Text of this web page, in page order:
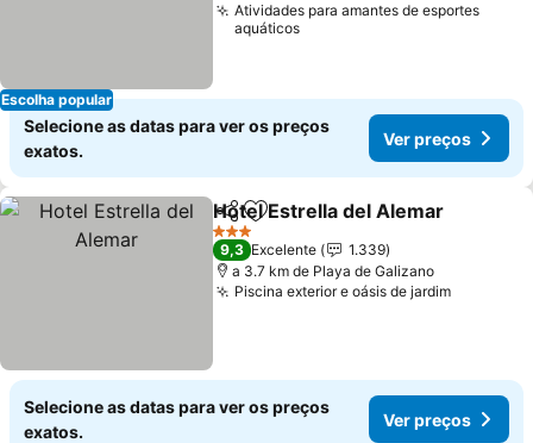
Escolha popular
Atividades para amantes de esportes
aquáticos
Selecione as datas para ver os preços
exatos.
Ver preços
PartilharAdicionar aos favoritos
Hotel Estrella del Alemar
3 Estrelas
9,3 Excelente
1.339
a 3.7 km de Playa de Galizano
Piscina exterior e oásis de jardim
Selecione as datas para ver os preços
exatos.
Ver preços